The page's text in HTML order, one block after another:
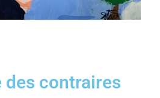
des contraires